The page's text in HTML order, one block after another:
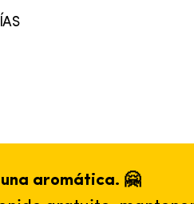
aromática. 🤗